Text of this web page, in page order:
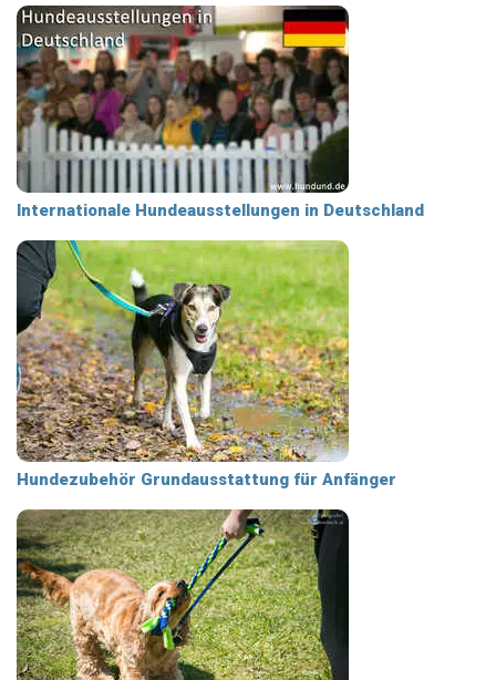
Internationale Hundeausstellungen in Deutschland
Hundezubehör Grundausstattung für Anfänger